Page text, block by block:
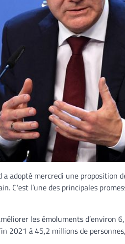
a adopté mercredi une
C’est l’une des principales
les émoluments d’environ
2021 à 45,2 millions de